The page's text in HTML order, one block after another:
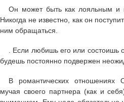
Он может быть как лояльным и
Никогда не известно, как он
ним обращаться.
. Если любишь его или состоишь
будешь постоянно подвержен
В романтических отношениях
мучая своего партнера (как и